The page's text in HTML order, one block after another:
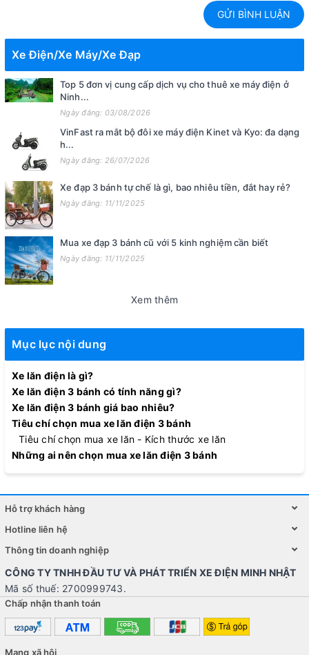
GỬI BÌNH LUẬN
Xe Điện/Xe Máy/Xe Đạp
Top 5 đơn vị cung cấp dịch vụ cho thuê xe máy điện ở
Ninh...
Ngày đăng: 03/08/2026
VinFast ra mắt bộ đôi xe máy điện Kinet và Kyo: đa dạng
h...
Ngày đăng: 26/07/2026
Xe đạp 3 bánh tự chế là gì, bao nhiêu tiền, đắt hay rẻ?
Ngày đăng: 11/11/2025
Mua xe đạp 3 bánh cũ với 5 kinh nghiệm cần biết
Ngày đăng: 11/11/2025
Xem thêm
Mục lục nội dung
Xe lăn điện là gì?
Xe lăn điện 3 bánh có tính năng gì?
Xe lăn điện 3 bánh giá bao nhiêu?
Tiêu chí chọn mua xe lăn điện 3 bánh
Tiêu chí chọn mua xe lăn - Kích thước xe lăn
Những ai nên chọn mua xe lăn điện 3 bánh
Hỗ trợ khách hàng
Hotline liên hệ
Thông tin doanh nghiệp
CÔNG TY TNHH ĐẦU TƯ VÀ PHÁT TRIỂN XE ĐIỆN MINH NHẬT
Mã số thuế: 2700999743.
Chấp nhận thanh toán
Mạng xã hội